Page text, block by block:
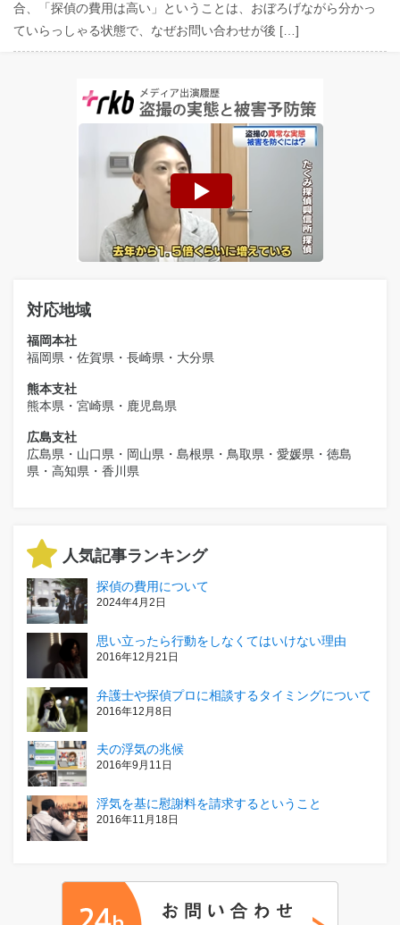
合、「探偵の費用は高い」ということは、おぼろげながら分かっ
ていらっしゃる状態で、なぜお問い合わせが後 […]
対応地域
福岡本社
福岡県・佐賀県・長崎県・大分県
熊本支社
熊本県・宮崎県・鹿児島県
広島支社
広島県・山口県・岡山県・島根県・鳥取県・愛媛県・徳島
県・高知県・香川県
人気記事ランキング
探偵の費用について
2024年4月2日
思い立ったら行動をしなくてはいけない理由
2016年12月21日
弁護士や探偵プロに相談するタイミングについて
2016年12月8日
夫の浮気の兆候
2016年9月11日
浮気を基に慰謝料を請求するということ
2016年11月18日